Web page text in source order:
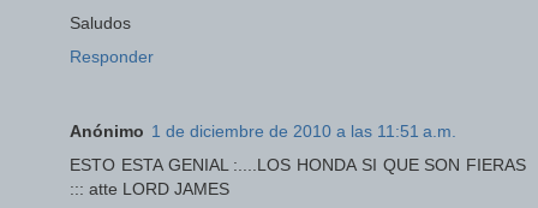
Saludos
Responder
Anónimo 1 de diciembre de 2010 a las 11:51 a.m.
ESTO ESTA GENIAL :....LOS HONDA SI QUE SON FIERAS
::: atte LORD JAMES